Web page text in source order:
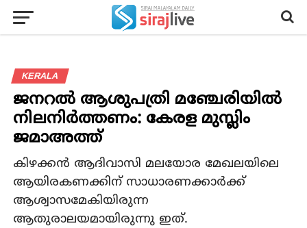
KERALA
ജനറൽ ആശുപത്രി മഞ്ചേരിയിൽ
നിലനിർത്തണം: കേരള മുസ്ലിം
ജമാഅത്ത്
കിഴക്കൻ ആദിവാസി മലയോര മേഖലയിലെ
ആയിരകണക്കിന് സാധാരണക്കാർക്ക്
ആശ്വാസമേകിയിരുന്ന
ആതുരാലയമായിരുന്നു ഇത്.